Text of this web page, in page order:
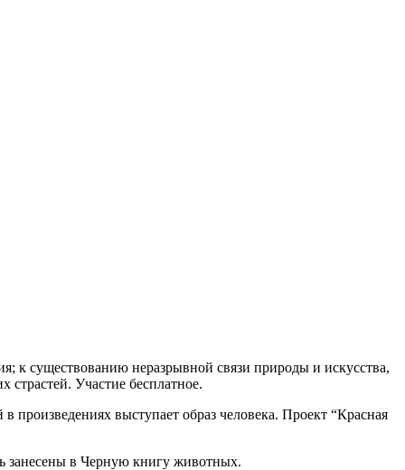
к существованию неразрывной связи природы и искусства,
Участие бесплатное.
выступает образ человека. Проект “Красная
занесены в Черную книгу животных.